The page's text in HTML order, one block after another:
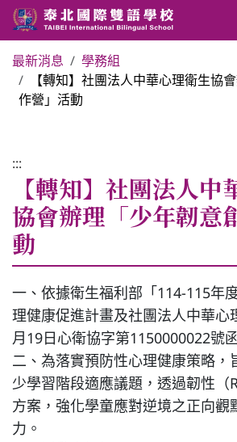
最新消息
學務組
【轉知】社團法人中華心理衛生協
作營」活動
:::
【轉知】社團法人中
協會辦理「少年韌意
動
一、依據衛生福利部「114-115年
理健康促進計畫及社團法人中華心
月19日心衛協字第1150000022號
二、為落實預防性心理健康策略，
少學習階段適應議題，透過韌性（
方案，強化學童應對逆境之正向觀
力。
國小部 Elementary School
行政團隊
榮譽榜
教務組
學務組
特色課程